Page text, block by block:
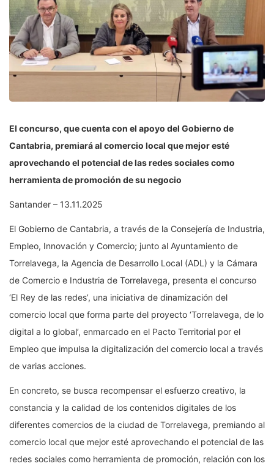
El concurso, que cuenta con el apoyo del Gobierno de
Cantabria, premiará al comercio local que mejor esté
aprovechando el potencial de las redes sociales como
herramienta de promoción de su negocio
Santander – 13.11.2025
El Gobierno de Cantabria, a través de la Consejería de Industria,
Empleo, Innovación y Comercio; junto al Ayuntamiento de
Torrelavega, la Agencia de Desarrollo Local (ADL) y la Cámara
de Comercio e Industria de Torrelavega, presenta el concurso
‘El Rey de las redes’, una iniciativa de dinamización del
comercio local que forma parte del proyecto ‘Torrelavega, de lo
digital a lo global’, enmarcado en el Pacto Territorial por el
Empleo que impulsa la digitalización del comercio local a través
de varias acciones.
En concreto, se busca recompensar el esfuerzo creativo, la
constancia y la calidad de los contenidos digitales de los
diferentes comercios de la ciudad de Torrelavega, premiando al
comercio local que mejor esté aprovechando el potencial de las
redes sociales como herramienta de promoción, relación con los